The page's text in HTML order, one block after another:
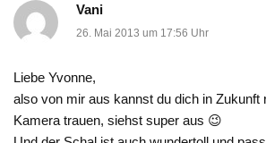
Vani
26. Mai 2013 um 17:56 Uhr
Liebe Yvonne,
also von mir aus kannst du dich in Zukunft
Kamera trauen, siehst super aus 😉